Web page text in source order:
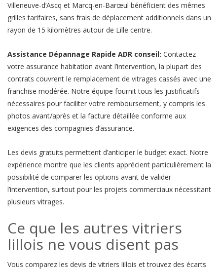
Villeneuve-d’Ascq et Marcq-en-Barœul bénéficient des mêmes
grilles tarifaires, sans frais de déplacement additionnels dans un
rayon de 15 kilomètres autour de Lille centre.
Assistance Dépannage Rapide ADR conseil: Contactez
votre assurance habitation avant l’intervention, la plupart des
contrats couvrent le remplacement de vitrages cassés avec une
franchise modérée. Notre équipe fournit tous les justificatifs
nécessaires pour faciliter votre remboursement, y compris les
photos avant/après et la facture détaillée conforme aux
exigences des compagnies d’assurance.
Les devis gratuits permettent d’anticiper le budget exact. Notre
expérience montre que les clients apprécient particulièrement la
possibilité de comparer les options avant de valider
l’intervention, surtout pour les projets commerciaux nécessitant
plusieurs vitrages.
Ce que les autres vitriers
lillois ne vous disent pas
Vous comparez les devis de vitriers lillois et trouvez des écarts